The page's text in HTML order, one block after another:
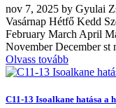
nov 7, 2025 by Gyulai
Vasárnap Hétfő Kedd
February March April
November December st
Olvass tovább
C11-13 Isoalkane hatása a